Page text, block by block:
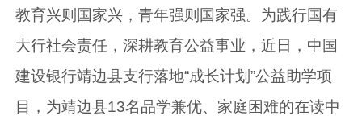
教育兴则国家兴，青年强则国家强。为践行国有
大行社会责任，深耕教育公益事业，近日，中国
建设银行靖边县支行落地“成长计划”公益助学项
目，为靖边县13名品学兼优、家庭困难的在读中